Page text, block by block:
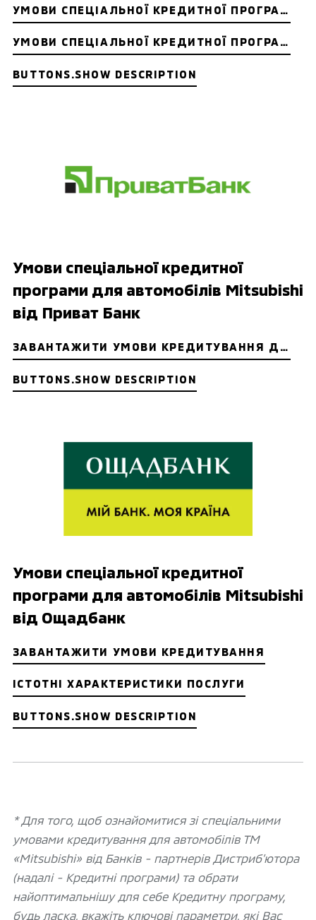
УМОВИ СПЕЦІАЛЬНОЇ КРЕДИТНОЇ ПРОГРАМИ ДЛЯ ФІЗИЧНИХ ОСІБ
УМОВИ СПЕЦІАЛЬНОЇ КРЕДИТНОЇ ПРОГРАМИ ДЛЯ ЮРИДИЧНИХ ОСІБ ТА ФОП
BUTTONS.SHOW DESCRIPTION
Умови спеціальної кредитної
програми для автомобілів Mitsubishi
від Приват Банк
ЗАВАНТАЖИТИ УМОВИ КРЕДИТУВАННЯ ДЛЯ ФІЗИЧНИХ ОСІБ ТА ФОП
BUTTONS.SHOW DESCRIPTION
Умови спеціальної кредитної
програми для автомобілів Mitsubishi
від Ощадбанк
ЗАВАНТАЖИТИ УМОВИ КРЕДИТУВАННЯ
ІСТОТНІ ХАРАКТЕРИСТИКИ ПОСЛУГИ
BUTTONS.SHOW DESCRIPTION
* Для того, щоб ознайомитися зі спеціальними
умовами кредитування для автомобілів ТМ
«Mitsubishi» від Банків - партнерів Дистриб’ютора
(надалі - Кредитні програми) та обрати
найоптимальнішу для себе Кредитну програму,
будь ласка, вкажіть ключові параметри, які Вас